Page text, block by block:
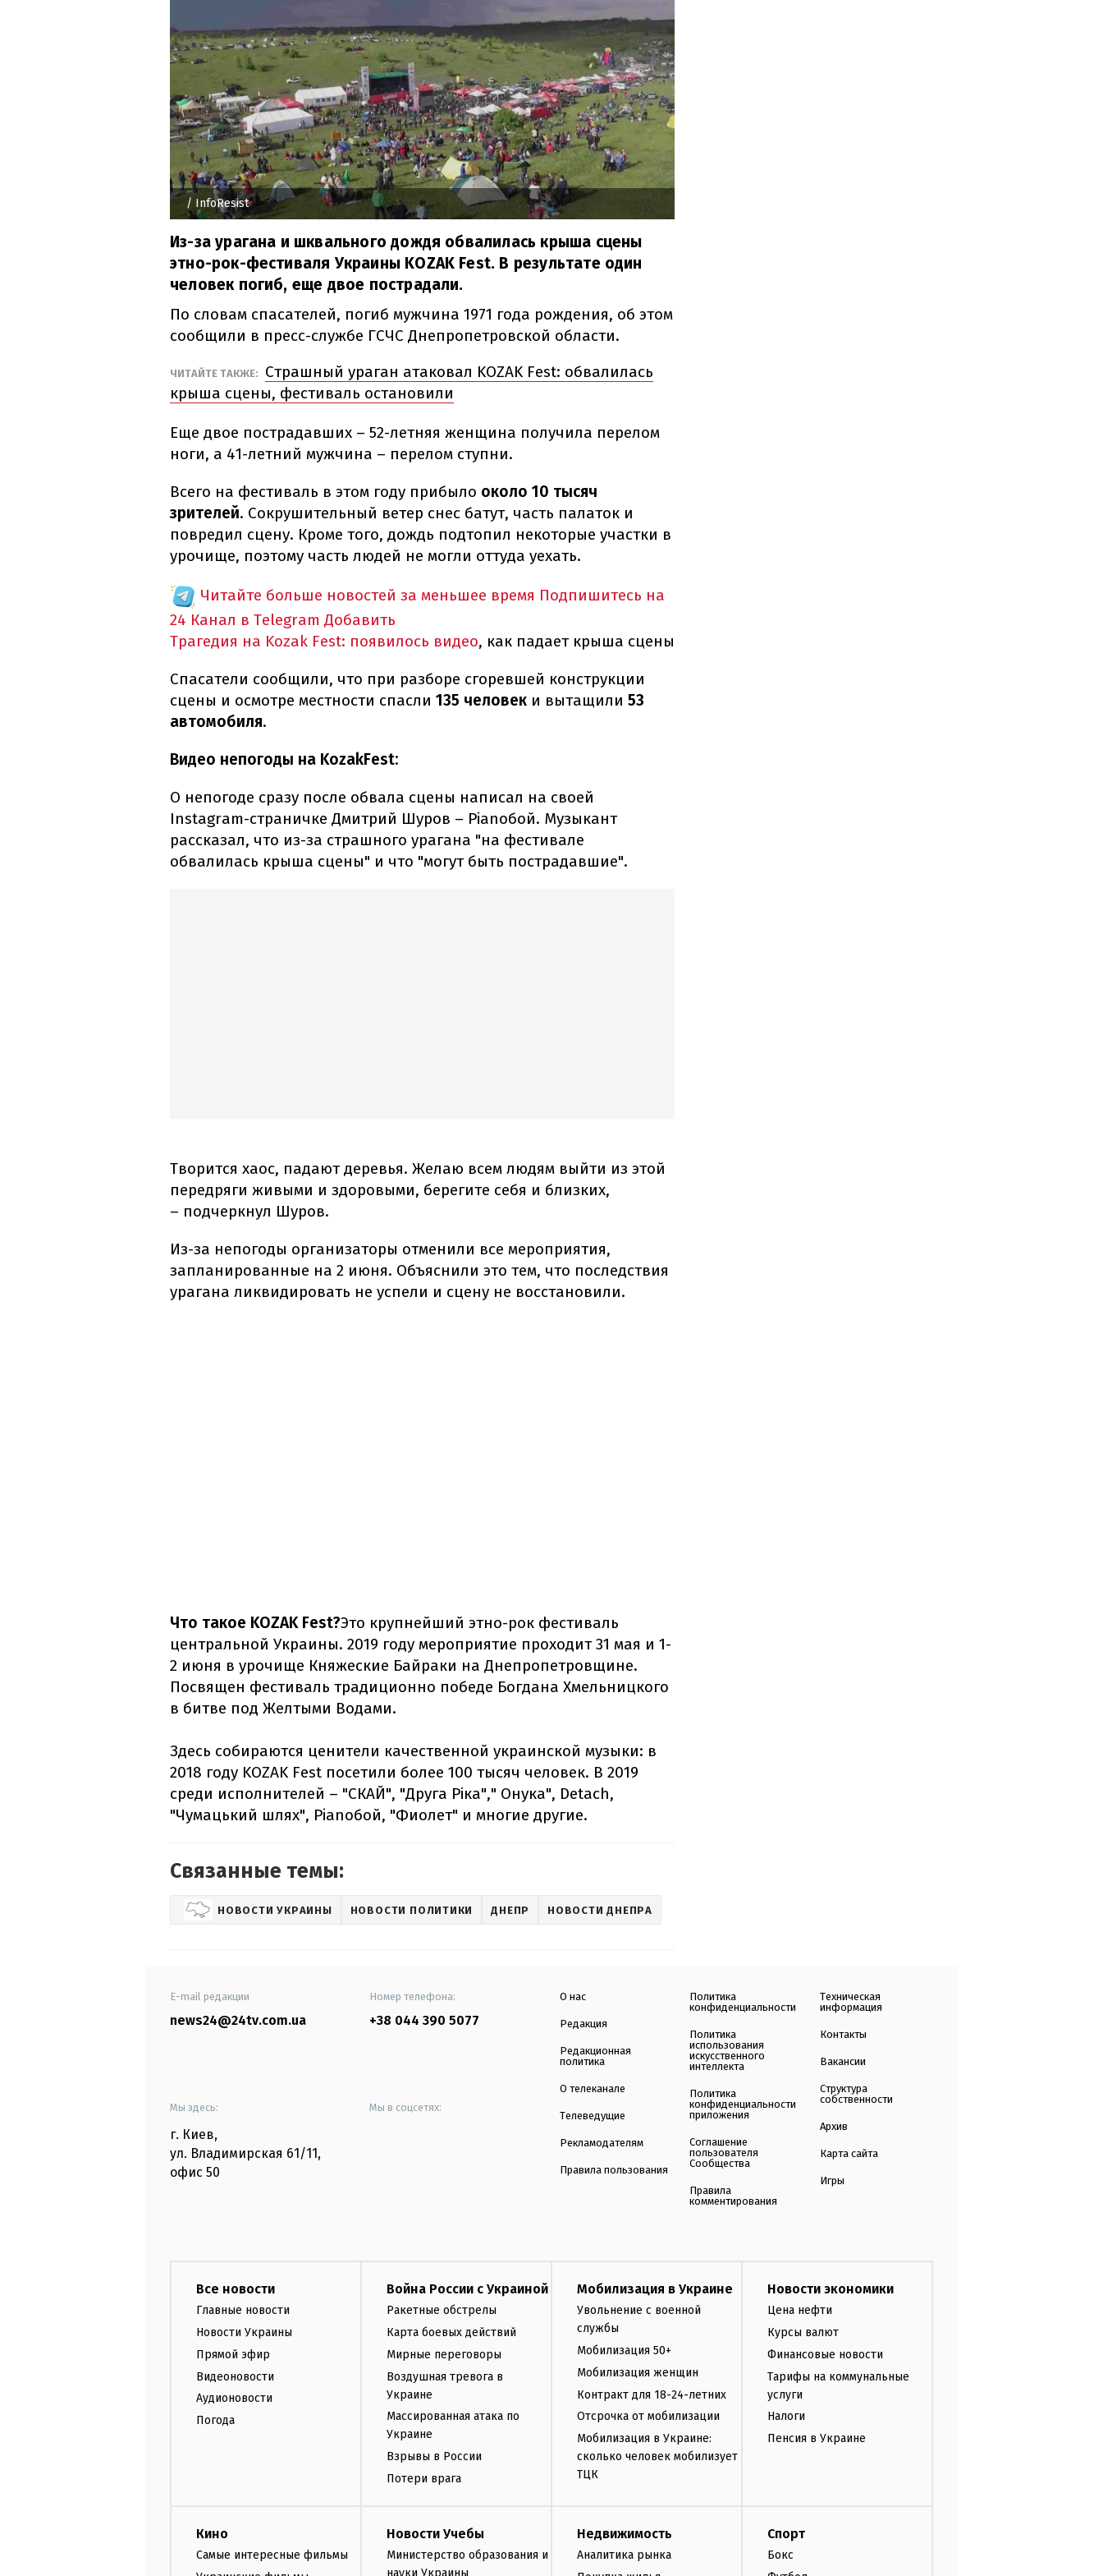
/ InfoResist
Из-за урагана и шквального дождя обвалилась крыша сцены
этно-рок-фестиваля Украины KOZAK Fest. В результате один
человек погиб, еще двое пострадали.
По словам спасателей, погиб мужчина 1971 года рождения, об этом
сообщили в пресс-службе ГСЧС Днепропетровской области.
ЧИТАЙТЕ ТАКЖЕ:
Страшный ураган атаковал KOZAK Fest: обвалилась
крыша сцены, фестиваль остановили
Еще двое пострадавших – 52-летняя женщина получила перелом
ноги, а 41-летний мужчина – перелом ступни.
Всего на фестиваль в этом году прибыло около 10 тысяч
зрителей. Сокрушительный ветер снес батут, часть палаток и
повредил сцену. Кроме того, дождь подтопил некоторые участки в
урочище, поэтому часть людей не могли оттуда уехать.
Читайте больше новостей за меньшее время Подпишитесь на
24 Канал в Telegram Добавить
Трагедия на Kozak Fest: появилось видео, как падает крыша сцены
Спасатели сообщили, что при разборе сгоревшей конструкции
сцены и осмотре местности спасли 135 человек и вытащили 53
автомобиля.
Видео непогоды на KozakFest:
О непогоде сразу после обвала сцены написал на своей
Instagram-страничке Дмитрий Шуров – Pianoбой. Музыкант
рассказал, что из-за страшного урагана "на фестивале
обвалилась крыша сцены" и что "могут быть пострадавшие".
Творится хаос, падают деревья. Желаю всем людям выйти из этой
передряги живыми и здоровыми, берегите себя и близких,
– подчеркнул Шуров.
Из-за непогоды организаторы отменили все мероприятия,
запланированные на 2 июня. Объяснили это тем, что последствия
урагана ликвидировать не успели и сцену не восстановили.
Что такое KOZAK Fest?Это крупнейший этно-рок фестиваль
центральной Украины. 2019 году мероприятие проходит 31 мая и 1-
2 июня в урочище Княжеские Байраки на Днепропетровщине. ​
Посвящен фестиваль традиционно победе Богдана Хмельницкого
в битве под Желтыми Водами.
Здесь собираются ценители качественной украинской музыки: в
2018 году KOZAK Fest посетили более 100 тысяч человек. В 2019
среди исполнителей – "СКАЙ", "Друга Ріка"," Онука", Detach,
"Чумацький шлях", Pianoбой, "Фиолет" и многие другие.
Связанные темы:
НОВОСТИ УКРАИНЫ НОВОСТИ ПОЛИТИКИ ДНЕПР НОВОСТИ ДНЕПРА
E-mail редакции
news24@24tv.com.ua
Номер телефона:
+38 044 390 5077
Мы здесь:
г. Киев,
ул. Владимирская 61/11,
офис 50
Мы в соцсетях:
О нас
Редакция
Редакционная
политика
О телеканале
Телеведущие
Рекламодателям
Правила пользования
Политика
конфиденциальности
Политика
использования
искусственного
интеллекта
Политика
конфиденциальности
приложения
Соглашение
пользователя
Сообщества
Правила
комментирования
Техническая
информация
Контакты
Вакансии
Структура
собственности
Архив
Карта сайта
Игры
Все новости
Главные новости
Новости Украины
Прямой эфир
Видеоновости
Аудионовости
Погода
Война России с Украиной
Ракетные обстрелы
Карта боевых действий
Мирные переговоры
Воздушная тревога в
Украине
Массированная атака по
Украине
Взрывы в России
Потери врага
Мобилизация в Украине
Увольнение с военной
службы
Мобилизация 50+
Мобилизация женщин
Контракт для 18-24-летних
Отсрочка от мобилизации
Мобилизация в Украине:
сколько человек мобилизует
ТЦК
Новости экономики
Цена нефти
Курсы валют
Финансовые новости
Тарифы на коммунальные
услуги
Налоги
Пенсия в Украине
Кино
Самые интересные фильмы
Новости Учебы
Министерство образования и
науки Украины
Недвижимость
Аналитика рынка
Спорт
Бокс